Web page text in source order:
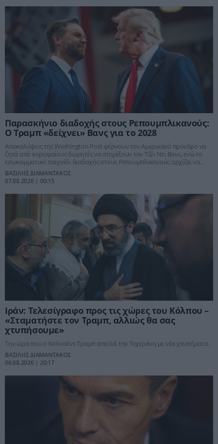
Παρασκήνιο διαδοχής στους Ρεπουμπλικανούς:
Ο Τραμπ «δείχνει» Βανς για το 2028
Αποκαλύψεις της Washington Post φέρνουν τον Αμερικανό πρόεδρο να
ζητά από κορυφαίους δωρητές να στηρίξουν τον Τζέι Ντι Βανς, ενώ το
εσωκομματικό παιχνίδι διαδοχής στους Ρεπουμπλικανούς αρχίζει να
παίρνει μορφή
ΒΑΣΙΛΗΣ ΔΙΑΜΑΝΤΑΚΟΣ
07.08.2026 | 00:15
Ιράν: Τελεσίγραφο προς τις χώρες του Κόλπου –
«Σταματήστε τον Τραμπ, αλλιώς θα σας
χτυπήσουμε»
Την ώρα που ο Ντόναλντ Τραμπ απειλεί την Τεχεράνη με νέα χτυπήματα.
ΒΑΣΙΛΗΣ ΔΙΑΜΑΝΤΑΚΟΣ
06.08.2026 | 20:17